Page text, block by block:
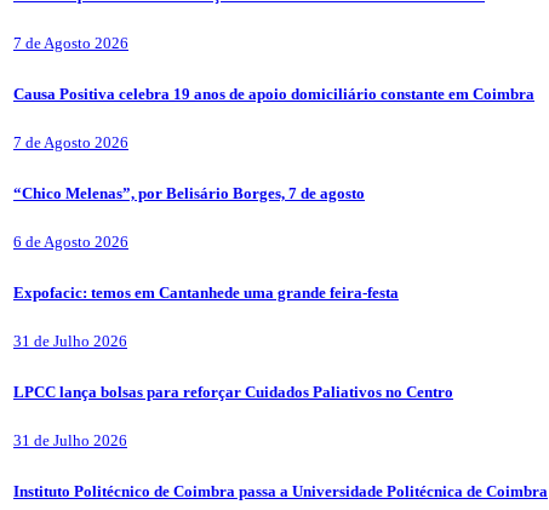
7 de Agosto 2026
Causa Positiva celebra 19 anos de apoio domiciliário constante em Coimbra
7 de Agosto 2026
“Chico Melenas”, por Belisário Borges, 7 de agosto
6 de Agosto 2026
Expofacic: temos em Cantanhede uma grande feira-festa
31 de Julho 2026
LPCC lança bolsas para reforçar Cuidados Paliativos no Centro
31 de Julho 2026
Instituto Politécnico de Coimbra passa a Universidade Politécnica de Coimbra